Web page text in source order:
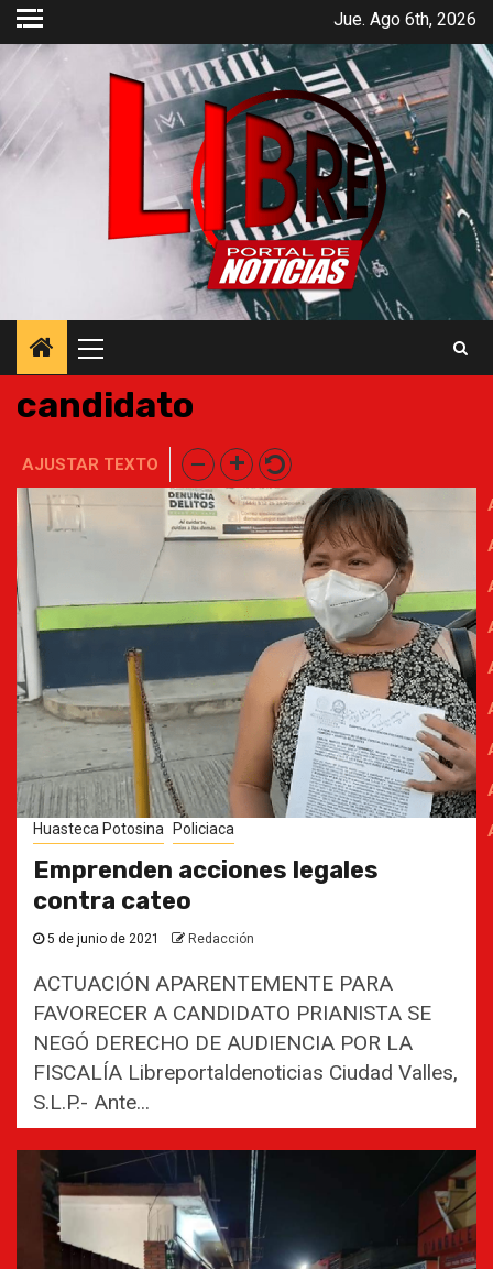
Saltar
contenido
Jue. Ago 6th, 2026
principal
candidato
AJUSTAR TEXTO
Huasteca Potosina Policiaca
Emprenden acciones legales
contra cateo
5 de junio de 2021 Redacción
ACTUACIÓN APARENTEMENTE PARA
FAVORECER A CANDIDATO PRIANISTA SE
NEGÓ DERECHO DE AUDIENCIA POR LA
FISCALÍA Libreportaldenoticias Ciudad Valles,
S.L.P.- Ante...